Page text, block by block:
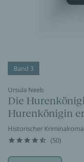
Band 3
Ursula Neeb
Die
Hurenkönigin
Historischer
(50)